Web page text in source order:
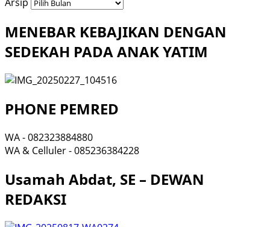
Arsip
MENEBAR KEBAJIKAN DENGAN
SEDEKAH PADA ANAK YATIM
PHONE PEMRED
WA - 082323884880
WA & Celluler - 085236384228
Usamah Abdat, SE – DEWAN
REDAKSI